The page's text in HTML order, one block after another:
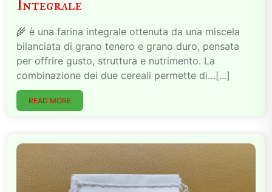
Integrale
🌾 è una farina integrale ottenuta da una miscela
bilanciata di grano tenero e grano duro, pensata
per offrire gusto, struttura e nutrimento. La
combinazione dei due cereali permette di…[...]
READ MORE